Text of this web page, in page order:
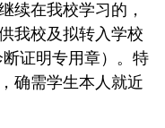
续在我校学习的，
我校及拟转入学校
证明专用章）。特
确需学生本人就近